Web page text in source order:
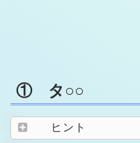
① タ○○
ヒント